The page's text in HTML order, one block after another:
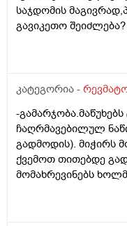
საჯდომის
გავიკეთო შეიძლება?
კატეგორია -
-
ჩაღრმავებილულ
გადმოდის). მიჭირს
ქვემოთ თითებდე
მომახრევინებს